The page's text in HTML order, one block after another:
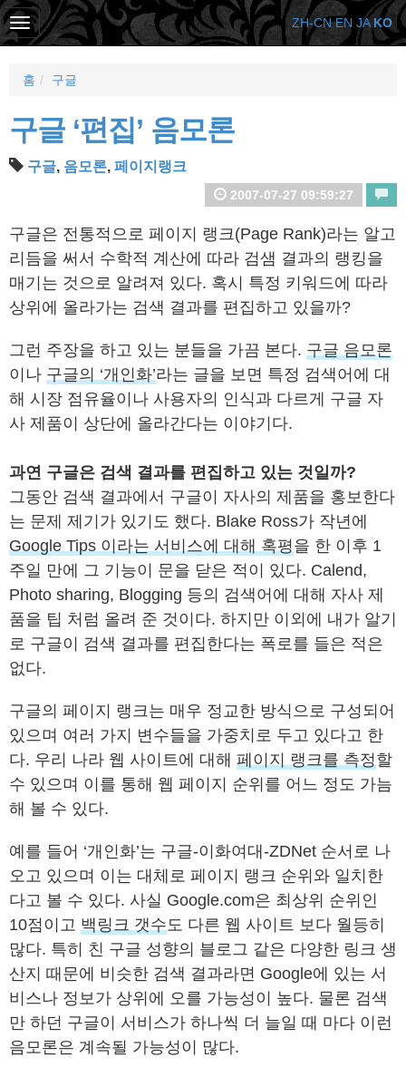
홈 구글
구글 ‘편집’ 음모론
구글, 음모론, 페이지랭크
2007-07-27 09:59:27
구글은 전통적으로 페이지 랭크(Page Rank)라는 알고
리듬을 써서 수학적 계산에 따라 검샘 결과의 랭킹을
매기는 것으로 알려져 있다. 혹시 특정 키워드에 따라
상위에 올라가는 검색 결과를 편집하고 있을까?
그런 주장을 하고 있는 분들을 가끔 본다. 구글 음모론
이나 구글의 ‘개인화’라는 글을 보면 특정 검색어에 대
해 시장 점유율이나 사용자의 인식과 다르게 구글 자
사 제품이 상단에 올라간다는 이야기다.
과연 구글은 검색 결과를 편집하고 있는 것일까?
그동안 검색 결과에서 구글이 자사의 제품을 홍보한다
는 문제 제기가 있기도 했다. Blake Ross가 작년에
Google Tips 이라는 서비스에 대해 혹평을 한 이후 1
주일 만에 그 기능이 문을 닫은 적이 있다. Calend,
Photo sharing, Blogging 등의 검색어에 대해 자사 제
품을 팁 처럼 올려 준 것이다. 하지만 이외에 내가 알기
로 구글이 검색 결과를 편집한다는 폭로를 들은 적은
없다.
구글의 페이지 랭크는 매우 정교한 방식으로 구성되어
있으며 여러 가지 변수들을 가중치로 두고 있다고 한
다. 우리 나라 웹 사이트에 대해 페이지 랭크를 측정할
수 있으며 이를 통해 웹 페이지 순위를 어느 정도 가늠
해 볼 수 있다.
예를 들어 ‘개인화’는 구글-이화여대-ZDNet 순서로 나
오고 있으며 이는 대체로 페이지 랭크 순위와 일치한
다고 볼 수 있다. 사실 Google.com은 최상위 순위인
10점이고 백링크 갯수도 다른 웹 사이트 보다 월등히
많다. 특히 친 구글 성향의 블로그 같은 다양한 링크 생
산지 때문에 비슷한 검색 결과라면 Google에 있는 서
비스나 정보가 상위에 오를 가능성이 높다. 물론 검색
만 하던 구글이 서비스가 하나씩 더 늘일 때 마다 이런
음모론은 계속될 가능성이 많다.
ZH-CN EN JA KO